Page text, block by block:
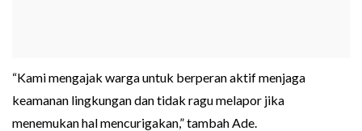
“Kami mengajak warga untuk berperan aktif menjaga
keamanan lingkungan dan tidak ragu melapor jika
menemukan hal mencurigakan,” tambah Ade.